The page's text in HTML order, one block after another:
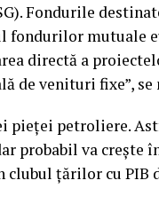
Fondurile
fondurilor mutuale
directă a
de venituri fixe”,
pieței petroliere.
probabil va creşte
clubul ţărilor cu PIB